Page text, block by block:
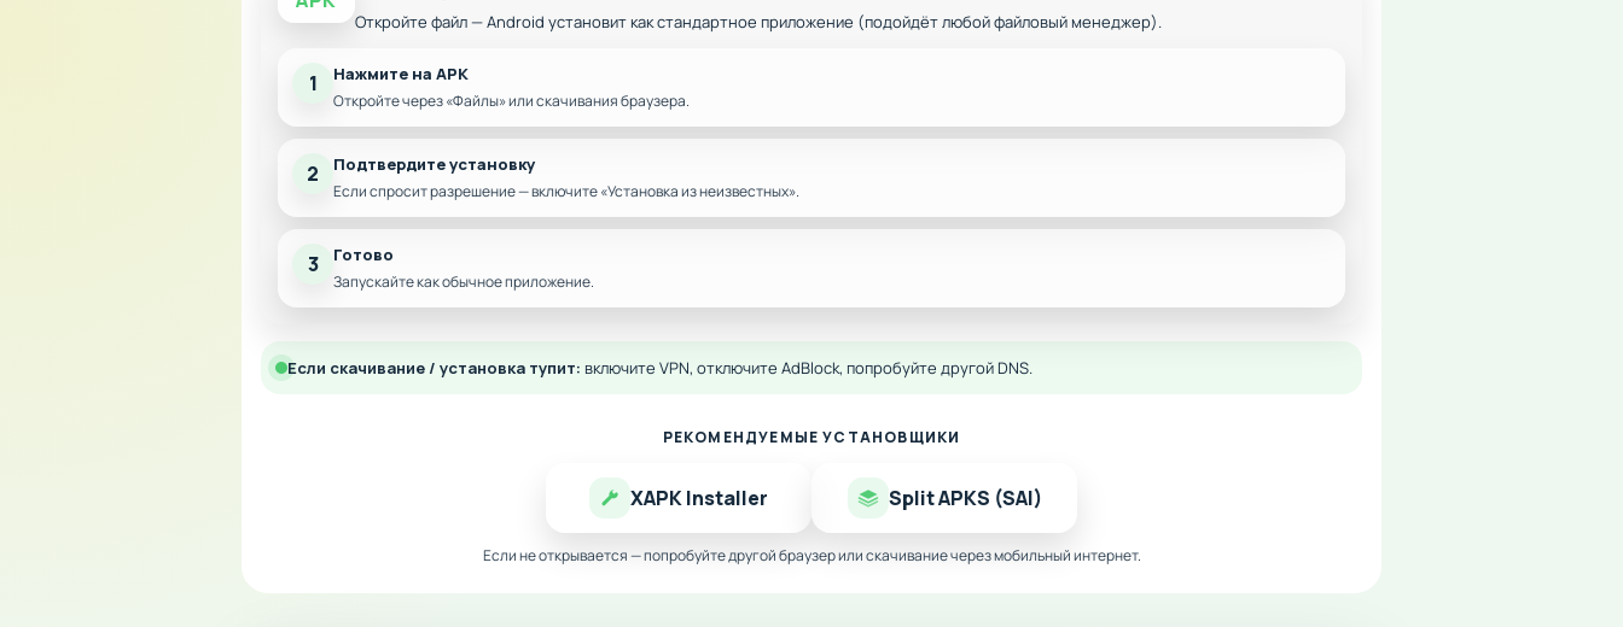
Откройте файл — Android установит как стандартное приложение (подойдёт любой файловый менеджер).
1 Нажмите на APK
Откройте через «Файлы» или скачивания браузера.
2 Подтвердите установку
Если спросит разрешение — включите «Установка из неизвестных».
3 Готово
Запускайте как обычное приложение.
Если скачивание / установка тупит: включите VPN, отключите AdBlock, попробуйте другой DNS.
РЕКОМЕНДУЕМЫЕ УСТАНОВЩИКИ
XAPK Installer Split APKS (SAI)
Если не открывается — попробуйте другой браузер или скачивание через мобильный интернет.